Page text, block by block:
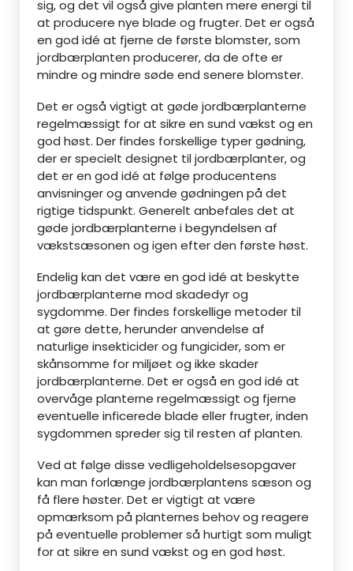
sig, og det vil også give planten mere energi til
at producere nye blade og frugter. Det er også
en god idé at fjerne de første blomster, som
jordbærplanten producerer, da de ofte er
mindre og mindre søde end senere blomster.
Det er også vigtigt at gøde jordbærplanterne
regelmæssigt for at sikre en sund vækst og en
god høst. Der findes forskellige typer gødning,
der er specielt designet til jordbærplanter, og
det er en god idé at følge producentens
anvisninger og anvende gødningen på det
rigtige tidspunkt. Generelt anbefales det at
gøde jordbærplanterne i begyndelsen af
vækstsæsonen og igen efter den første høst.
Endelig kan det være en god idé at beskytte
jordbærplanterne mod skadedyr og
sygdomme. Der findes forskellige metoder til
at gøre dette, herunder anvendelse af
naturlige insekticider og fungicider, som er
skånsomme for miljøet og ikke skader
jordbærplanterne. Det er også en god idé at
overvåge planterne regelmæssigt og fjerne
eventuelle inficerede blade eller frugter, inden
sygdommen spreder sig til resten af planten.
Ved at følge disse vedligeholdelsesopgaver
kan man forlænge jordbærplantens sæson og
få flere høster. Det er vigtigt at være
opmærksom på planternes behov og reagere
på eventuelle problemer så hurtigt som muligt
for at sikre en sund vækst og en god høst.